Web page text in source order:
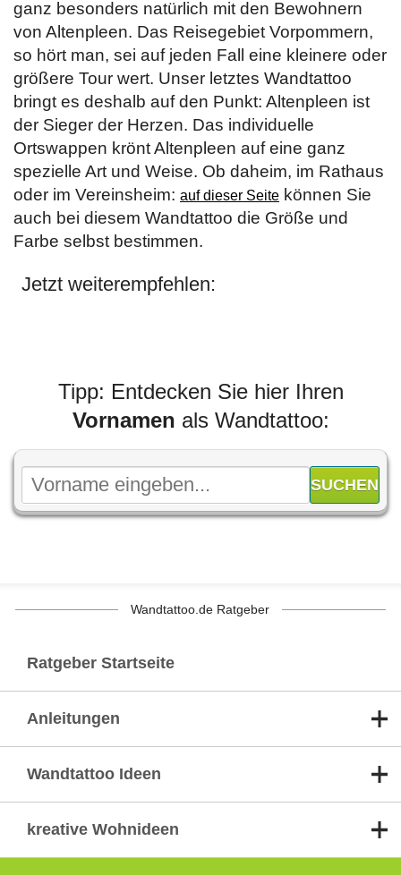
ganz besonders natürlich mit den Bewohnern
von Altenpleen. Das Reisegebiet Vorpommern,
so hört man, sei auf jeden Fall eine kleinere oder
größere Tour wert. Unser letztes Wandtattoo
bringt es deshalb auf den Punkt: Altenpleen ist
der Sieger der Herzen. Das individuelle
Ortswappen krönt Altenpleen auf eine ganz
spezielle Art und Weise. Ob daheim, im Rathaus
oder im Vereinsheim: auf dieser Seite können Sie
auch bei diesem Wandtattoo die Größe und
Farbe selbst bestimmen.
Jetzt weiterempfehlen:
Tipp: Entdecken Sie hier Ihren
Vornamen als Wandtattoo:
Wandtattoo.de Ratgeber
Ratgeber Startseite
Anleitungen
Wandtattoo Ideen
kreative Wohnideen